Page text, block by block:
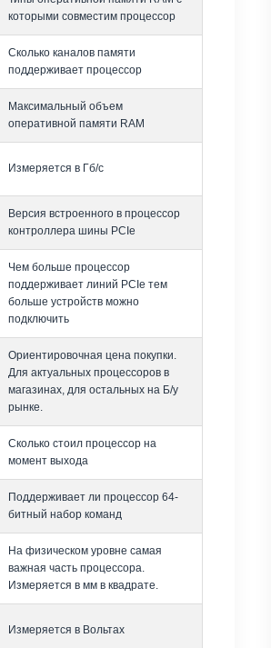
которыми совместим процессор
Сколько каналов памяти
поддерживает процессор
Максимальный объем
оперативной памяти RAM
Измеряется в Гб/с
Версия встроенного в процессор
контроллера шины PCIe
Чем больше процессор
поддерживает линий PCIe тем
больше устройств можно
подключить
Ориентировочная цена покупки.
Для актуальных процессоров в
магазинах, для остальных на Б/у
рынке.
Сколько стоил процессор на
момент выхода
Поддерживает ли процессор 64-
битный набор команд
На физическом уровне самая
важная часть процессора.
Измеряется в мм в квадрате.
Измеряется в Вольтах